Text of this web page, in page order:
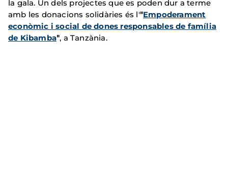
la gala. Un dels projectes que es poden dur a terme
amb les donacions solidàries és l'"Empoderament
econòmic i social de dones responsables de família
de Kibamba", a Tanzània.